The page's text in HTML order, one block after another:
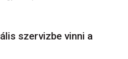
szervizbe vinni a